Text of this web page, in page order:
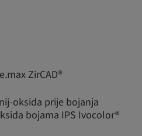
ZirCAD®
oksida prije bojanja
bojama IPS Ivocolor®